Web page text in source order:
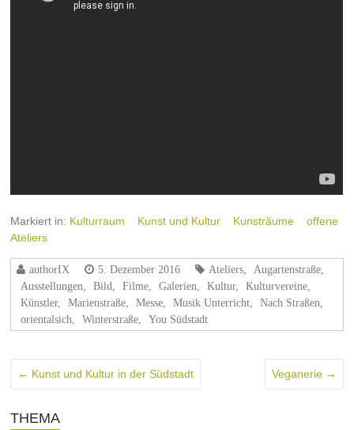
Markiert in: Kulturraum Kunst und Kultur Kunsträume
offene
Ateliers
authorIX 5. Dezember 2016 Ateliers Augartenstraße
Ausstellungen
Bild Filme Galerien Kultur, Kulturvereine
Künstler, Marienstraße Messe Musik Unterricht Nach Straßen
orientalsich
Winterstraße You Südstadt
← Kunst und Kultur in der Südstadt Veganerie →
THEMA